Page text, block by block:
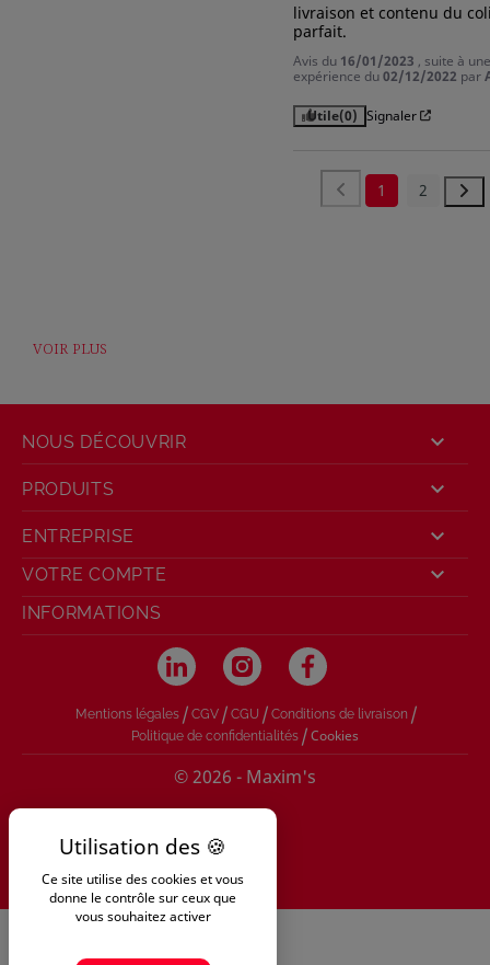
Ce site utilise des cookies et vous
donne le contrôle sur ceux que
vous souhaitez activer
livraison et contenu du
parfait.
Avis du 16/01/2023 , suite à une
expérience du02/12/2022 par
Utile(0) Signaler
1 2
VOIR PLUS
PRODUITS 
NOUS DÉCOUVRIR 
ENTREPRISE 
VOTRE COMPTE 
INFORMATIONS
Mentions légales / CGV / CGU / Conditions de livraison /
Politique de confidentialités /Cookies
© 2026 - Maxim's